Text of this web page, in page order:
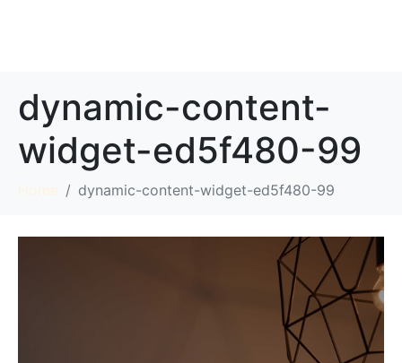
dynamic-content-
widget-ed5f480-99
Home dynamic-content-widget-ed5f480-99